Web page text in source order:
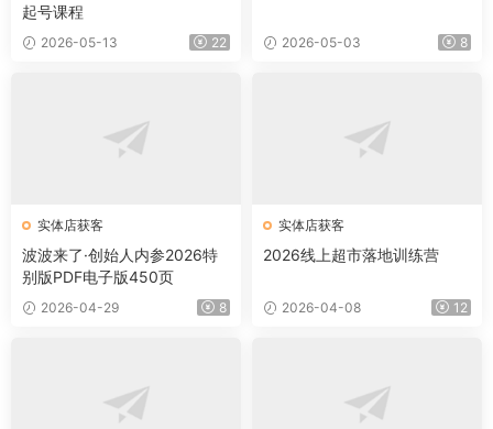
起号课程
2026-05-13 22 2026-05-03 8
实体店获客
波波来了·创始人内参2026特
别版PDF电子版450页
2026-04-29 8
实体店获客
2026线上超市落地训练营
2026-04-08 12